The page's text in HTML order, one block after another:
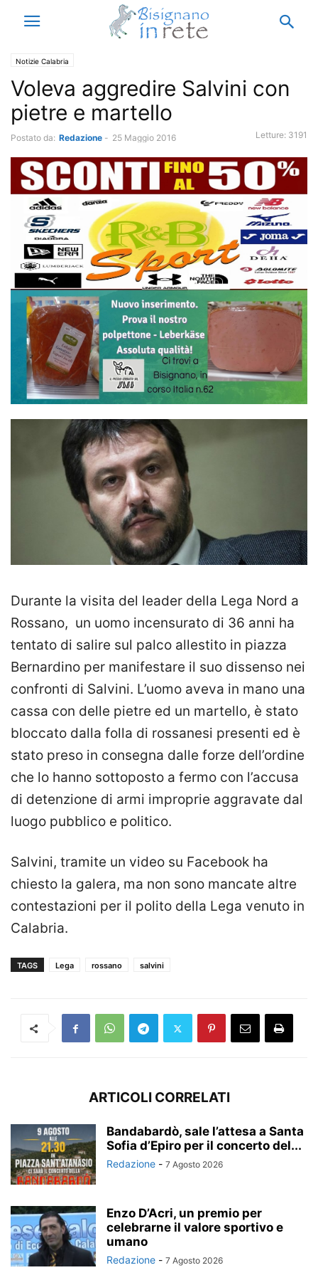
Notizie Calabria
Voleva aggredire Salvini con
pietre e martello
Postato da: Redazione - 25 Maggio 2016 Letture: 3191
Durante la visita del leader della Lega Nord a
Rossano, un uomo incensurato di 36 anni ha
tentato di salire sul palco allestito in piazza
Bernardino per manifestare il suo dissenso nei
confronti di Salvini. L’uomo aveva in mano una
cassa con delle pietre ed un martello, è stato
bloccato dalla folla di rossanesi presenti ed è
stato preso in consegna dalle forze dell’ordine
che lo hanno sottoposto a fermo con l’accusa
di detenzione di armi improprie aggravate dal
luogo pubblico e politico.
Salvini, tramite un video su Facebook ha
chiesto la galera, ma non sono mancate altre
contestazioni per il polito della Lega venuto in
Calabria.
TAGS Lega rossano salvini
ARTICOLI CORRELATI
Bandabardò, sale l’attesa a Santa
Sofia d’Epiro per il concerto del...
Redazione - 7 Agosto 2026
Enzo D’Acri, un premio per
celebrarne il valore sportivo e
umano
Redazione - 7 Agosto 2026